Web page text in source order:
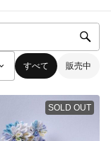
すべて 販売中
SOLD OUT